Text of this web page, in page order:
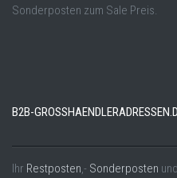
Sonderposten zum Sale Preis.
B2B-
Ihr Restposten,- Sonderposten